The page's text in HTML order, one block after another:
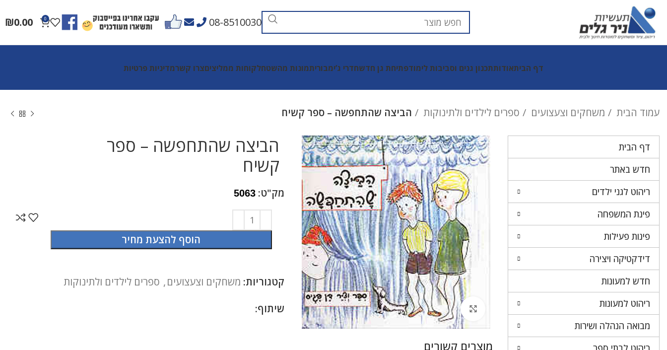
08-8510030
0
₪0.00
דף הביתאודותתכנון גנים וסביבות לימודפתיחת גן חדשחדרי ג’ימבוריתמונות מהשטחלקוחות ממליציםצרו קשרמדיניות פרטיות
עמוד הבית משחקים וצעצועים ספרים לילדים ולתינוקות הביצה שהתחפשה – ספר קשיח
דף הבית
חדש באתר
ריהוט לגני ילדים
פינת המשפחה
פינות פעילות
דידקטיקה ויצירה
חדש למעונות
ריהוט למעונות
מבואה הנהלה ושירות
לחץ להגדלה
הביצה שהתחפשה – ספר
קשיח
מק"ט: 5063
הוסף להצעת מחיר
קטגוריות: משחקים וצעצועים, ספרים לילדים ולתינוקות
שיתוף:
מוצרים קשורים